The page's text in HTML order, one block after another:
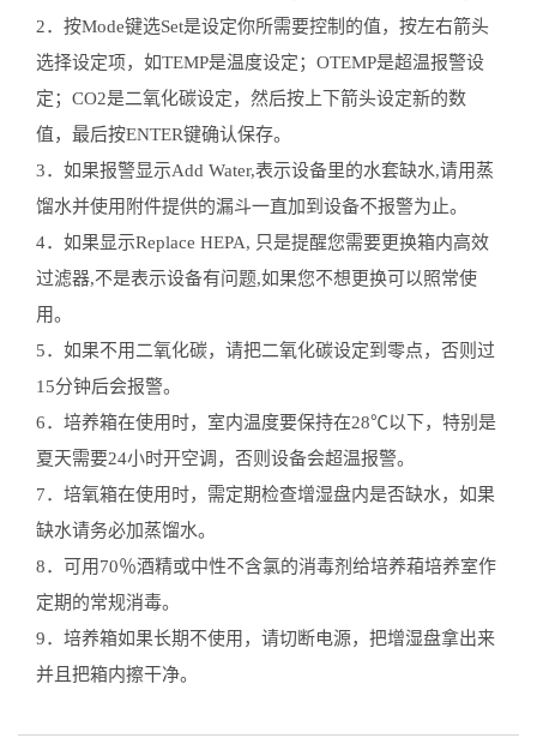
2．按Mode键选Set是设定你所需要控制的值，按左右箭头
选择设定项，如TEMP是温度设定；OTEMP是超温报警设
定；CO2是二氧化碳设定，然后按上下箭头设定新的数
值，最后按ENTER键确认保存。
3．如果报警显示Add Water,表示设备里的水套缺水,请用蒸
馏水并使用附件提供的漏斗一直加到设备不报警为止。
4．如果显示Replace HEPA, 只是提醒您需要更换箱内高效
过滤器,不是表示设备有问题,如果您不想更换可以照常使
用。
5．如果不用二氧化碳，请把二氧化碳设定到零点，否则过
15分钟后会报警。
6．培养箱在使用时，室内温度要保持在28℃以下，特别是
夏天需要24小时开空调，否则设备会超温报警。
7．培氧箱在使用时，需定期检查增湿盘内是否缺水，如果
缺水请务必加蒸馏水。
8．可用70％酒精或中性不含氯的消毒剂给培养葙培养室作
定期的常规消毒。
9．培养箱如果长期不使用，请切断电源，把增湿盘拿出来
并且把箱内擦干净。